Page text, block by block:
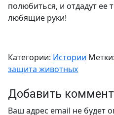
полюбиться, и отдадут ее
любящие руки!
Категории: Истории Метки:
защита животных
Добавить
Ваш адрес email не будет